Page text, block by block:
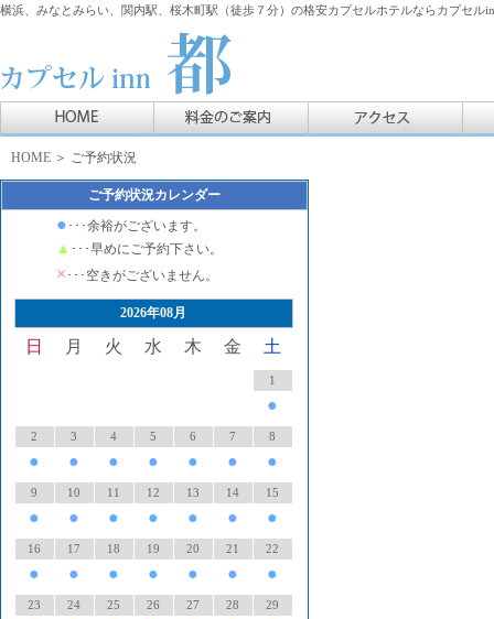
横浜、みなとみらい、関内駅、桜木町駅（徒歩７分）の格安カプセルホテルならカプセル
HOME ＞ ご予約状況
ご予約状況カレンダー
● ･･･余裕がございます。
▲ ･･･早めにご予約下さい。
× ･･･空きがございません。
2026年08月
日 月 火 水 木 金 土
1
●
2
●
3
●
4
●
5
●
6
●
7
●
8
●
9
●
10
●
11
●
12
●
13
●
14
●
15
●
16
●
17
●
18
●
19
●
20
●
21
●
22
●
23 24 25 26 27 28 29